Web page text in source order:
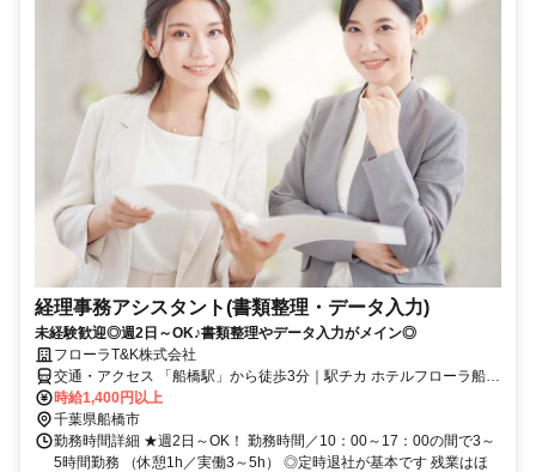
経理事務アシスタント(書類整理・データ入力)
未経験歓迎◎週2日～OK♪書類整理やデータ入力がメイン◎
フローラT&K株式会社
交通・アクセス 「船橋駅」から徒歩3分｜駅チカ ホテルフローラ船橋
内
時給1,400円以上
千葉県船橋市
勤務時間詳細 ★週2日～OK！ 勤務時間／10：00～17：00の間で3～
5時間勤務 （休憩1h／実働3～5h） ◎定時退社が基本です 残業はほ